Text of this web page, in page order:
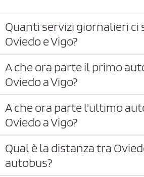
Quanti servizi giornalieri ci
Oviedo e Vigo?
A che ora parte il primo
Oviedo a Vigo?
A che ora parte l'ultimo
Oviedo a Vigo?
Qual è la distanza tra
autobus?